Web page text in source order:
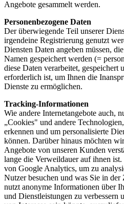
Angebote gesammelt werden.
Personenbezogene Daten
Der überwiegende Teil unserer
irgendeine Registrierung genutzt
Diensten Daten angeben müssen,
Namen gespeichert werden (=
diese Daten verarbeitet, gespeichert
erforderlich ist, um Ihnen die
Dienste zu ermöglichen.
Tracking-Informationen
Wie andere Internetangebote auch,
„Cookies" und andere
erkennen und um personalisierte
können. Darüber hinaus möchten
Angebote von unseren Kunden
lange die Verweildauer auf ihnen
von Google Analytics, um zu
Nutzer besuchen und was Sie in
nutzt anonyme Informationen über
und Dienstleistungen zu verbessern